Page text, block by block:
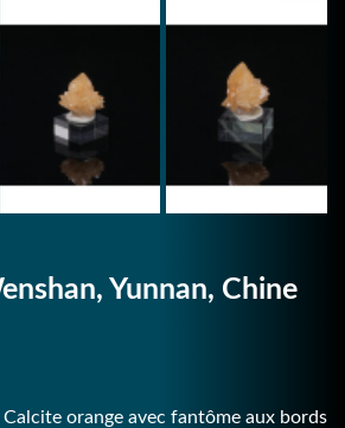
Yunnan, Chine
orange avec fantôme aux bords